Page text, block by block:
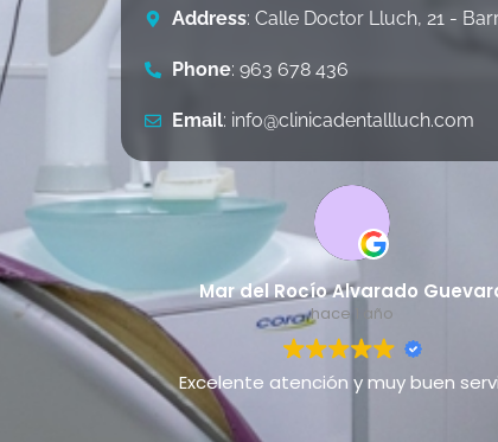
Address: Calle Doctor Lluch, 21 -
Phone: 963 678 436
Email: info@clinicadentallluch.com
Mar del Rocío Alvarado
hace 1 año
Excelente atención y muy buen